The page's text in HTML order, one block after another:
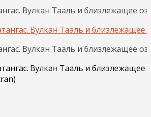
Вулкан Тааль и близлежащее
Вулкан Тааль и близлежащее